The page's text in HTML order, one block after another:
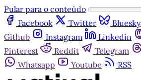
Pular para o conteúdo
Facebook
Twitter Bluesky
Github
Instagram Linkedin
Pinterest
Reddit Telegram
Whatsapp
Youtube RSS